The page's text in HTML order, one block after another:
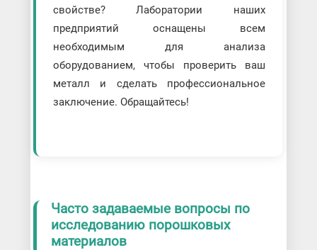
свойстве? Лаборатории наших
предприятий оснащены всем
необходимым для анализа
оборудованием, чтобы проверить ваш
металл и сделать профессиональное
заключение. Обращайтесь!
Часто задаваемые вопросы по
исследованию порошковых
материалов